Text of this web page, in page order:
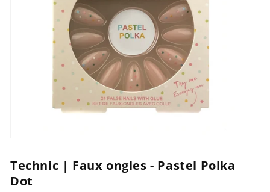
média
1
dans
une
Technic | Faux ongles - Pastel Polka
Dot